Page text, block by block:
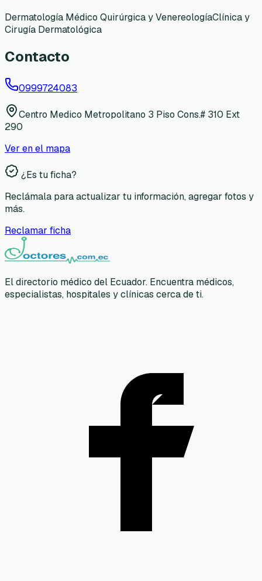
Dermatología Médico Quirúrgica y VenereologíaClínica y
Cirugía Dermatológica
Contacto
0999724083
Centro Medico Metropolitano 3 Piso Cons.# 310 Ext
290
Ver en el mapa
¿Es tu ficha?
Reclámala para actualizar tu información, agregar fotos y
más.
Reclamar ficha
El directorio médico del Ecuador. Encuentra médicos,
especialistas, hospitales y clínicas cerca de ti.